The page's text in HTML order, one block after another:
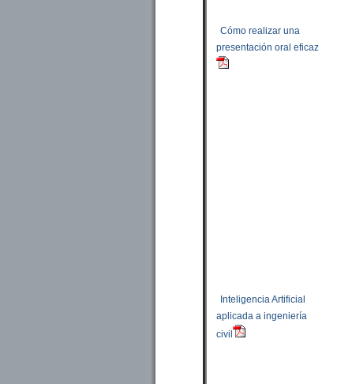
Cómo realizar una
presentación oral eficaz
Inteligencia Artificial
aplicada a ingeniería
civil